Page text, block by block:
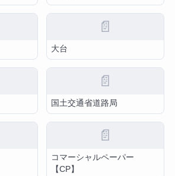
📄
大台
📄
国土交通省道路局
📄
コマーシャルペーパー
【CP】